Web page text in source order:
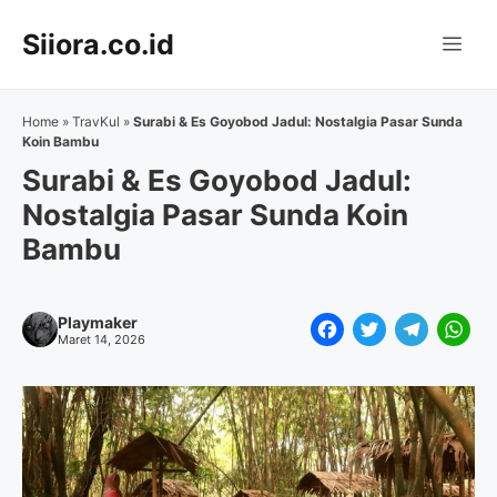
Siiora.co.id
Home » TravKul » Surabi & Es Goyobod Jadul: Nostalgia Pasar Sunda
Koin Bambu
Surabi & Es Goyobod Jadul:
Nostalgia Pasar Sunda Koin
Bambu
Playmaker
Maret 14, 2026
F
c
e
b
T
i
t
t
T
l
e
g
W
a
t
s